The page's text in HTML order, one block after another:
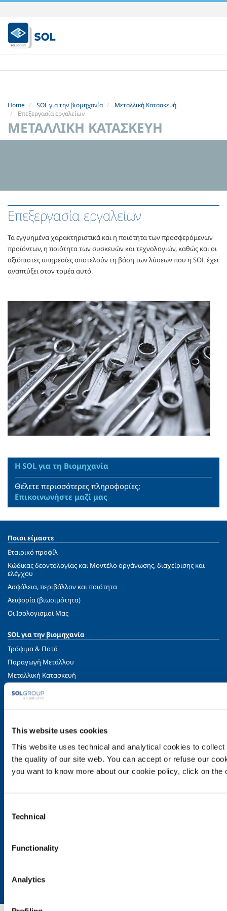
This website uses cookies
This website uses technical and analytical cookies to
the quality of our site web. You can accept or refuse our
you want to know more about our cookie policy, click on
Selection
Technical
Functionality
Analytics
Skip
to
content.
|
to
Home SOL για την βιομηχανία
Μεταλλική Κατασκευή
Επεξεργασία εργαλείων
ΜΕΤΑΛΛΙΚΉ ΚΑΤΑΣΚΕΥΉ
Επεξεργασία εργαλείων
Τα εγγυημένα χαρακτηριστικά και η ποιότητα των προσφερόμενων
προϊόντων, η ποιότητα των συσκευών και τεχνολογιών, καθώς και οι
αξιόπιστες υπηρεσίες αποτελούν τη βάση των λύσεων που η SOL έχει
αναπτύξει στον τομέα αυτό.
Η SOL για τη Βιομηχανία
Θέλετε περισσότερες πληροφορίες;
Επικοινωνήστε μαζί μας
Ποιοι είμαστε
Εταιρικό προφίλ
Κώδικας δεοντολογίας και Μοντέλο οργάνωσης, διαχείρισης και
ελέγχου
Ασφάλεια, περιβάλλον και ποιότητα
Αειφορία (βιωσιμότητα)
Oι Ισολογισμοί Μας
SOL για την βιομηχανία
Τρόφιμα & Ποτά
Παραγωγή Μετάλλου
Μεταλλική Κατασκευή
Πετρέλαιο και Αέριο
Αέρια Ειδικών Εφαρμογών
SOL για τη Φροντίδα Υγείας
Συνοπτική Εικόνα
Συστήματα διανομής ιατροτεχνολογικών προϊόντων
Προϊόντα και υπηρεσίες για τη φροντίδα της υγείας